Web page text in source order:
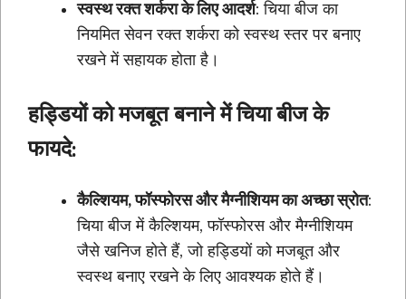
स्वस्थ रक्त शर्करा के लिए आदर्श: चिया बीज का
नियमित सेवन रक्त शर्करा को स्वस्थ स्तर पर बनाए
रखने में सहायक होता है।
हड्डियों को मजबूत बनाने में चिया बीज के
फायदे:
कैल्शियम, फॉस्फोरस और मैग्नीशियम का अच्छा स्रोत:
चिया बीज में कैल्शियम, फॉस्फोरस और मैग्नीशियम
जैसे खनिज होते हैं, जो हड्डियों को मजबूत और
स्वस्थ बनाए रखने के लिए आवश्यक होते हैं।